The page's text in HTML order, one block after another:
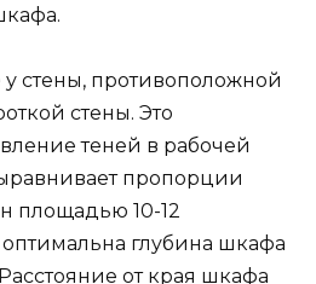
стены, противоположной
стены. Это
теней в рабочей
пропорции
площадью 10-12
глубина шкафа
от края шкафа